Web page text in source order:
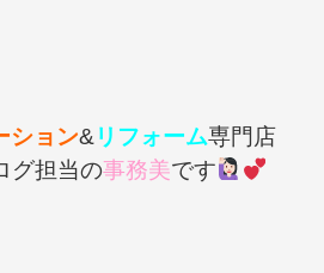
ション&リフォーム専門店
グ担当の事務美です